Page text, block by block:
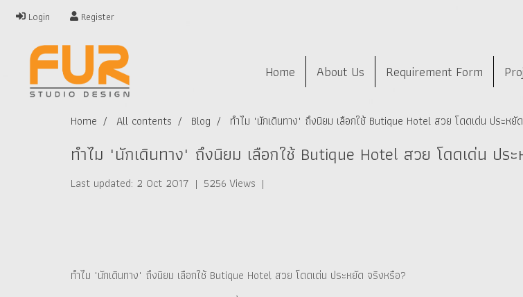
Login Register
Home About Us Requirement Form
Home All contents Blog ทำไม "นักเดินทาง" ถึงนิยม เลือกใช้ Butique Hotel สวย โดดเด่น ประหยั
ทำไม "นักเดินทาง" ถึงนิยม เลือกใช้ Butique Hotel สวย โดดเด่น ปร
Last updated: 2 Oct 2017 | 5256 Views |
ทำไม "นักเดินทาง" ถึงนิยม เลือกใช้ Butique Hotel สวย โดดเด่น ประหยัด จริงหรือ?